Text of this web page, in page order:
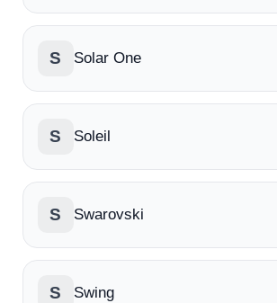
S Solar One
S Soleil
S Swarovski
S Swing